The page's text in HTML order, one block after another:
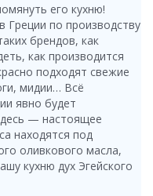
его кухню!
Греции по производству
брендов, как
как производится
подходят свежие
мидии… Всё
явно будет
— настоящее
находятся под
оливкового масла,
кухню дух Эгейского